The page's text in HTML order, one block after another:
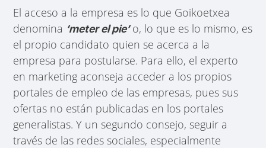
El acceso a la empresa es lo que Goikoetxea
denomina ‘meter el pie’o, lo que es lo mismo, es
el propio candidato quien se acerca a la
empresa para postularse. Para ello, el experto
en marketing aconseja acceder a los propios
portales de empleo de las empresas, pues sus
ofertas no están publicadas en los portales
generalistas. Y un segundo consejo, seguir a
través de las redes sociales, especialmente